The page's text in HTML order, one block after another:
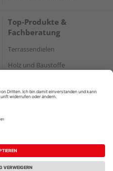
Top-Produkte &
Fachberatung
Terrassendielen
Holz und Baustoffe
AGB
Barrierefreiheitserklärung